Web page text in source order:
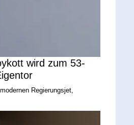
wird zum 53-
Regierungsjet,